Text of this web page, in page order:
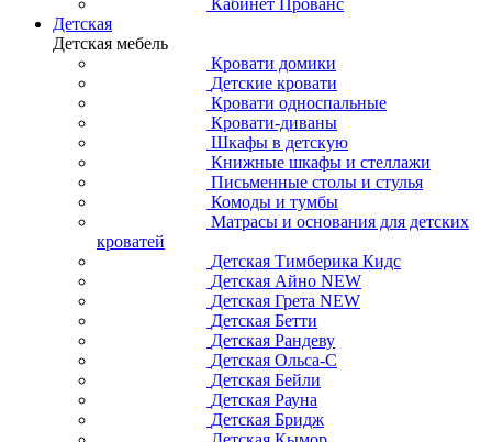
Детская
Детская мебель
Кровати домики
Детские кровати
Кровати односпальные
Кровати-диваны
Шкафы в детскую
Книжные шкафы и стеллажи
Письменные столы и стулья
Комоды и тумбы
Матрасы и основания для детских
кроватей
Детская Тимберика Кидс
Детская Айно NEW
Детская Грета NEW
Детская Бетти
Детская Рандеву
Детская Ольса-С
Детская Бейли
Детская Рауна
Детская Бридж